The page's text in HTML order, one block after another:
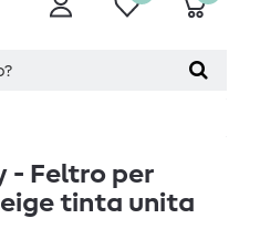
- Feltro per
tinta unita